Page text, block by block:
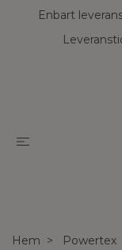
Enbart
Hem Powertex